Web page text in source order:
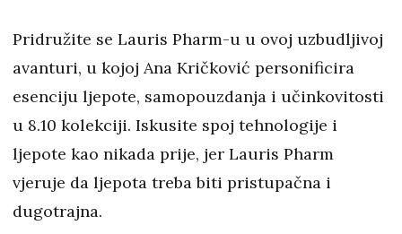
Pridružite se Lauris Pharm-u u ovoj uzbudljivoj
avanturi, u kojoj Ana Kričković personificira
esenciju ljepote, samopouzdanja i učinkovitosti
u 8.10 kolekciji. Iskusite spoj tehnologije i
ljepote kao nikada prije, jer Lauris Pharm
vjeruje da ljepota treba biti pristupačna i
dugotrajna.